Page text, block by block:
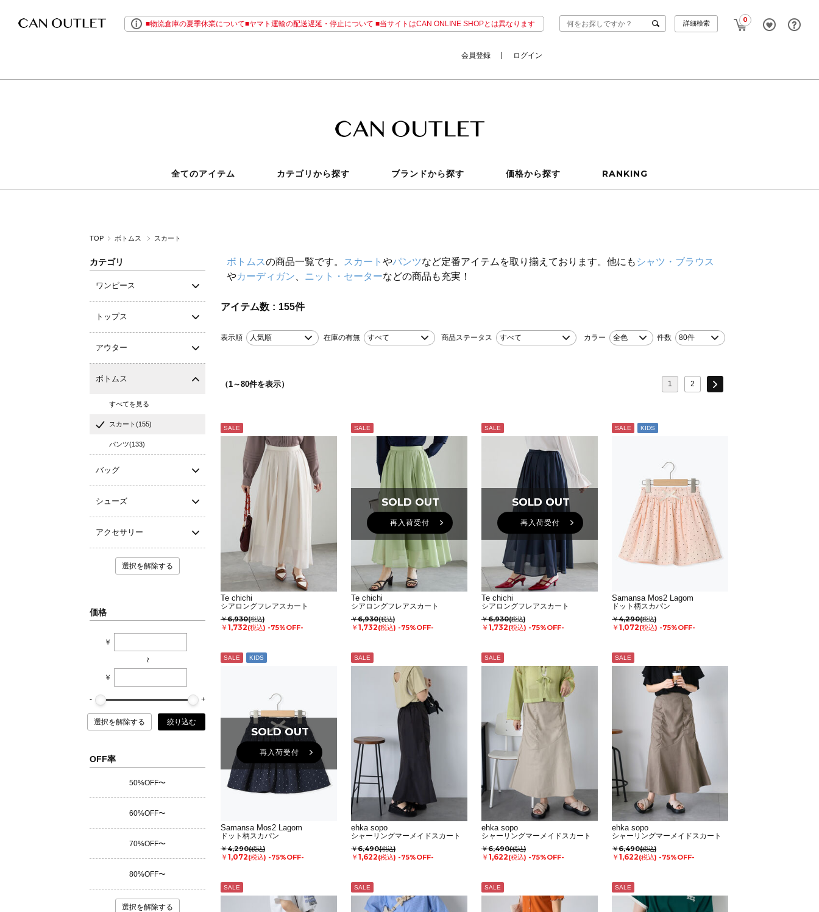
■物流倉庫の夏季休業について■ヤマト運輸の配送遅延・停止について ■当サイトはCAN ONLINE SHOPとは異なります 0
詳細検索
会員登録 ログイン
全てのアイテム カテゴリから探す ブランドから探す 価格から探す RANKING
TOP ボトムス スカート
カテゴリ
ワンピース
トップス
アウター
ボトムス
すべてを見る
スカート(155)
パンツ(133)
バッグ
シューズ
アクセサリー
選択を解除する
価格
￥
~
￥
選択を解除する 絞り込む
OFF率
50%OFF〜
60%OFF〜
70%OFF〜
80%OFF〜
選択を解除する
ボトムスの商品一覧です。 スカート やパンツなど定番アイテムを取り揃えております。他にも シャツ・ブラウス
やカーディガン ニット・セーターなどの商品も充実！
アイテム数 155件
表示順 人気順 在庫の有無 すべて 商品ステータス すべて カラー 全色 件数 80件
（1～80件を表示） 1 2
SALE
Te chichi
シアロングフレアスカート
￥6,930(税込)
￥1,732(税込) -75%OFF-
SALE
SOLD OUT
SOLD OUT
再入荷受付
Te chichi
シアロングフレアスカート
￥6,930(税込)
￥1,732(税込) -75%OFF-
SALE
SOLD OUT
SOLD OUT
再入荷受付
Te chichi
シアロングフレアスカート
￥6,930(税込)
￥1,732(税込) -75%OFF-
SALE KIDS
Samansa Mos2 Lagom
ドット柄スカパン
￥4,290(税込)
￥1,072(税込) -75%OFF-
SALE KIDS
SOLD OUT
SOLD OUT
再入荷受付
Samansa Mos2 Lagom
ドット柄スカパン
￥4,290(税込)
￥1,072(税込) -75%OFF-
SALE
ehka sopo
シャーリングマーメイドスカート
￥6,490(税込)
￥1,622(税込) -75%OFF-
SALE
ehka sopo
シャーリングマーメイドスカート
￥6,490(税込)
￥1,622(税込) -75%OFF-
SALE
ehka sopo
シャーリングマーメイドスカート
￥6,490(税込)
￥1,622(税込) -75%OFF-
SALE SALE SALE SALE